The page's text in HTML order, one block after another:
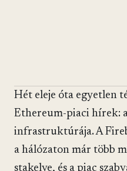
Hét eleje óta egyetlen
Ethereum-piaci hírek:
infrastruktúrája. A
a hálózaton már több
stakelve, és a piac